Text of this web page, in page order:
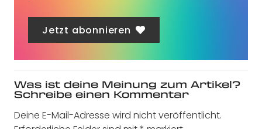
Jetzt abonnieren
Was ist deine Meinung zum Artikel?
Schreibe einen Kommentar
Deine E-Mail-Adresse wird nicht veröffentlicht.